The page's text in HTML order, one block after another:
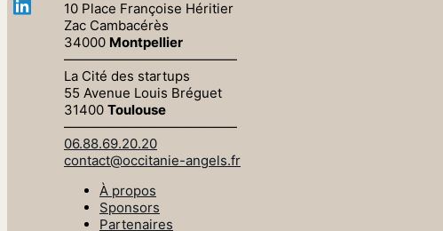
10 Place Françoise Héritier
Zac Cambacérès
34000 Montpellier
—————————————
La Cité des startups
55 Avenue Louis Bréguet
31400 Toulouse
—————————————
06.88.69.20.20
contact@occitanie-angels.fr
À propos
Sponsors
Partenaires